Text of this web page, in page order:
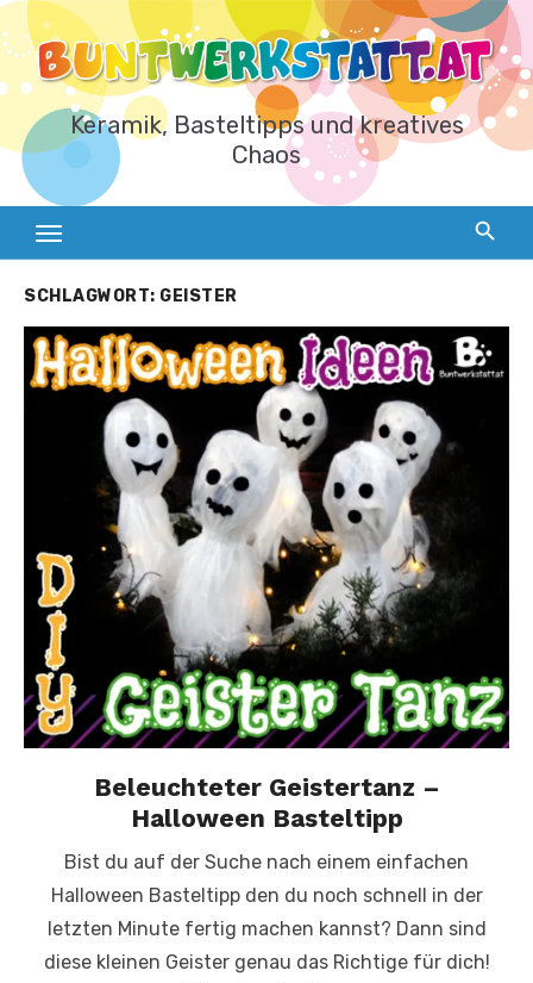
Zum
Inhalt
springen
Keramik, Basteltipps und kreatives
Chaos
SCHLAGWORT: GEISTER
Beleuchteter Geistertanz –
Halloween Basteltipp
Bist du auf der Suche nach einem einfachen
Halloween Basteltipp den du noch schnell in der
letzten Minute fertig machen kannst? Dann sind
diese kleinen Geister genau das Richtige für dich!